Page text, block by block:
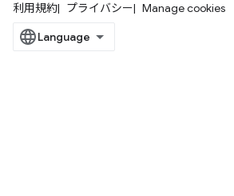
利用規約 プライバシー Manage cookies